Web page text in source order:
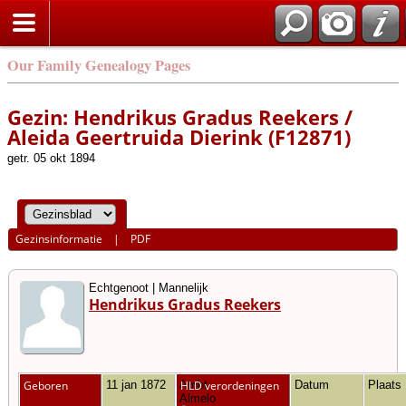
Our Family Genealogy Pages
Gezin: Hendrikus Gradus Reekers /
Aleida Geertruida Dierink (F12871)
getr. 05 okt 1894
Gezinsinformatie | PDF
Echtgenoot | Mannelijk
Hendrikus Gradus Reekers
Geboren 11 jan 1872
Ambt
Almelo
HLD verordeningen Datum Plaats